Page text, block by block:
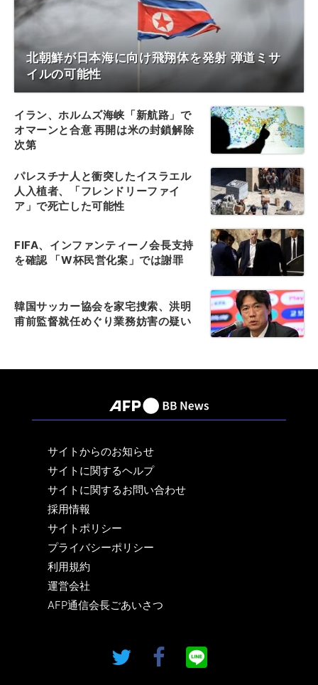
北朝鮮が日本海に向け飛翔体を発射 弾道ミサ
イルの可能性
イラン、ホルムズ海峡「新航路」で
オマーンと合意 再開は米の封鎖解除
次第
パレスチナ人と衝突したイスラエル
人入植者、「フレンドリーファイ
ア」で死亡した可能性
FIFA、インファンティーノ会長支持
を確認 「W杯民営化案」では謝罪
韓国サッカー協会を家宅捜索、洪明
甫前監督就任めぐり業務妨害の疑い
サイトからのお知らせ
サイトに関するヘルプ
サイトに関するお問い合わせ
採用情報
サイトポリシー
プライバシーポリシー
利用規約
運営会社
AFP通信会長ごあいさつ